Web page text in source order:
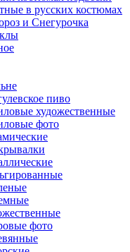
в русских костюмах
и Снегурочка
пиво
художественные
фото
фото